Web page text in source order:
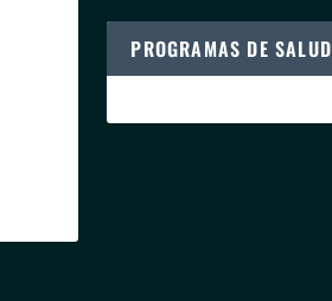
PROGRAMAS DE SALUD